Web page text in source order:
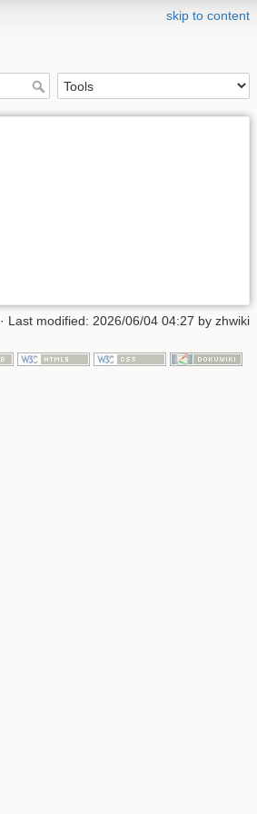
skip to content
· Last modified: 2026/06/04 04:27 by zhwiki